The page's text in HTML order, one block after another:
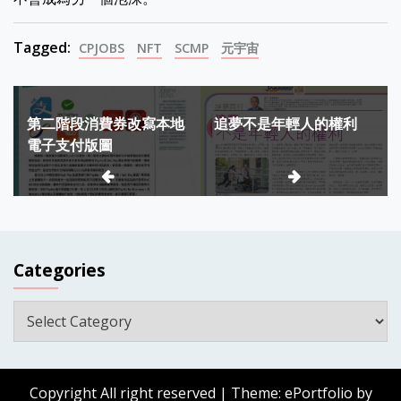
Tagged: CPJOBS NFT SCMP 元宇宙
Post
navigation
第二階段消費券改寫本地
電子支付版圖
追夢不是年輕人的權利
Categories
Categories
Copyright All right reserved | Theme: ePortfolio by